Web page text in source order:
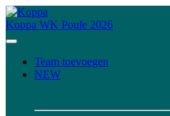
Koppa WK Poule 2026
Team toevoegen
NEW